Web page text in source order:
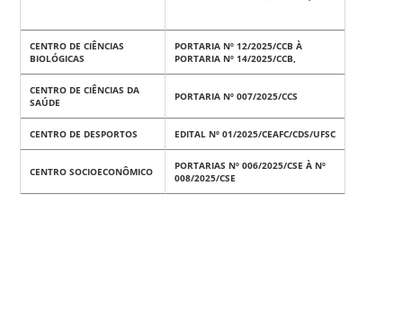
CENTRO DE CIÊNCIAS
BIOLÓGICAS
PORTARIA Nº 12/2025/CCB À
PORTARIA Nº 14/2025/CCB,
CENTRO DE CIÊNCIAS DA
SAÚDE
PORTARIA Nº 007/2025/CCS
CENTRO DE DESPORTOS EDITAL Nº 01/2025/CEAFC/CDS/UFSC
CENTRO SOCIOECONÔMICO
PORTARIAS Nº 006/2025/CSE À Nº
008/2025/CSE